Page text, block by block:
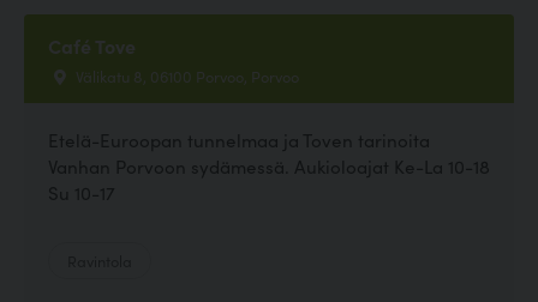
Café Tove
Välikatu 8, 06100 Porvoo, Porvoo
Etelä-Euroopan tunnelmaa ja Toven tarinoita
Vanhan Porvoon sydämessä. Aukioloajat Ke-La 10-18
Su 10-17